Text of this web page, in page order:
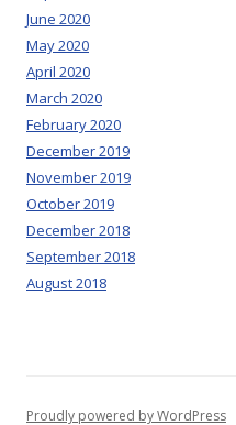
June 2020
May 2020
April 2020
March 2020
February 2020
December 2019
November 2019
October 2019
December 2018
September 2018
August 2018
Proudly powered by WordPress